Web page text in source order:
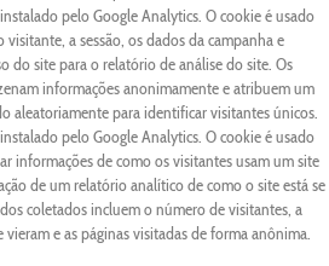
pelo Google Analytics. O cookie é usado
visitante, a sessão, os dados da campanha e
do site para o relatório de análise do site. Os
informações anonimamente e atribuem um
aleatoriamente para identificar visitantes únicos.
pelo Google Analytics. O cookie é usado
informações de como os visitantes usam um site
de um relatório analítico de como o site está se
coletados incluem o número de visitantes, a
e as páginas visitadas de forma anônima.